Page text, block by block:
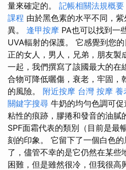
量來確定的。 記帳相關法規概要
課程 由於黑色素的水平不同，
異。 逢甲按摩 PA也可以找到一
UVA輻射的保護。 它感覺到您
正的女人，男人，兄弟，朋友製
一起，我們撰寫了該國最大的在
合物可降低曬傷，衰老，牢固，
的風險。 附近按摩 台灣 按摩 養
關鍵字搜尋 牛奶的均勻色調可
粘性的痕跡，膠捲和發音的油膩
SPF面霜代表的類別（目前是最
刻的印象。 它留下了一個白色
了，儘管不幸的是它仍然在某些
困難，但是雖然很冷，但我很高